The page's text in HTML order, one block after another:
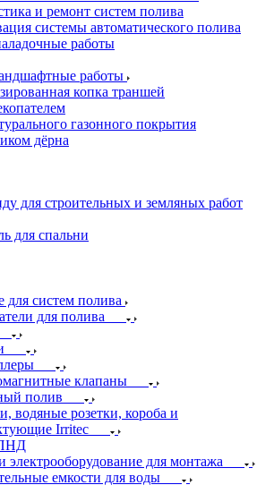
и ремонт систем полива
системы автоматического полива
работы
работы
копка траншей
газонного покрытия
дёрна
для строительных и земляных работ
для спальни
для систем полива
для полива
клапаны
полив
водяные розетки, короба и
Irritec
электрооборудование для монтажа
емкости для воды